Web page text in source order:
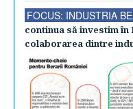
FOCUS: INDUSTRIA
continua să investim
colaborarea dintre